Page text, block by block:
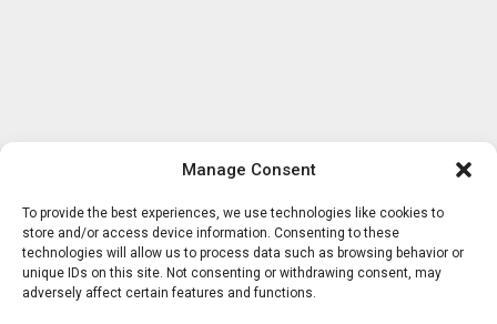
Manage Consent
To provide the best experiences, we use technologies like cookies to
store and/or access device information. Consenting to these
technologies will allow us to process data such as browsing behavior or
unique IDs on this site. Not consenting or withdrawing consent, may
adversely affect certain features and functions.